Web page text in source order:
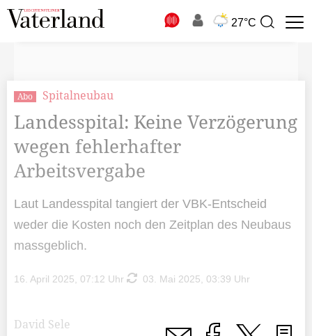
27°C
Suchbegriff
Abo Spitalneubau
Landesspital: Keine Verzögerung
wegen fehlerhafter
Arbeitsvergabe
Laut Landesspital tangiert der VBK-Entscheid
weder die Kosten noch den Zeitplan des Neubaus
massgeblich.
16. April 2025, 07:12 Uhr 03. Mai 2025, 03:39 Uhr
David Sele